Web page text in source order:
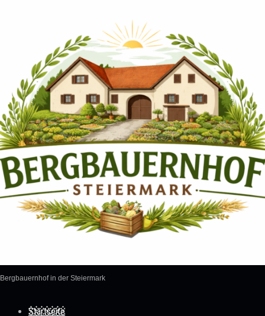
Bergbauernhof in der Steiermark
Skip to content
Startseite